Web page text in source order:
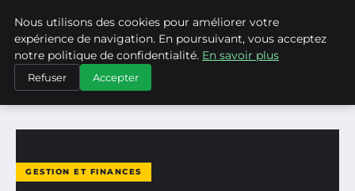
ASVPP
ACCUEIL
GESTION ET FINANCES
TOUT SAVOIR SUR LA GARANTIE BANCAIRE ET SON…
GESTION ET FINANCES
Nous utilisons des cookies pour améliorer votre
expérience de navigation. En poursuivant, vous acceptez
notre politique de confidentialité. En savoir plus
Refuser Accepter